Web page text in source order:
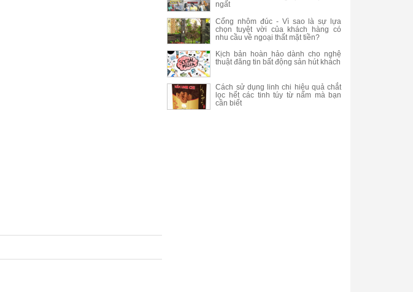
ngất
Cổng nhôm đúc - Vì sao là sự lựa
chọn tuyệt vời của khách hàng có
nhu cầu về ngoại thất mặt tiền?
Kịch bản hoàn hảo dành cho nghệ
thuật đăng tin bất động sản hút khách
Cách sử dụng linh chi hiệu quả chắt
lọc hết các tinh túy từ nấm mà bạn
cần biết